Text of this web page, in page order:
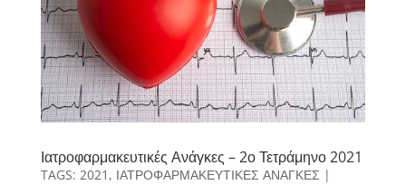
Ιατροφαρμακευτικές Ανάγκες – 2ο Τετράμηνο 2021
TAGS: 2021 , ΙΑΤΡΟΦΑΡΜΑΚΕΥΤΙΚΕΣ ΑΝΑΓΚΕΣ |